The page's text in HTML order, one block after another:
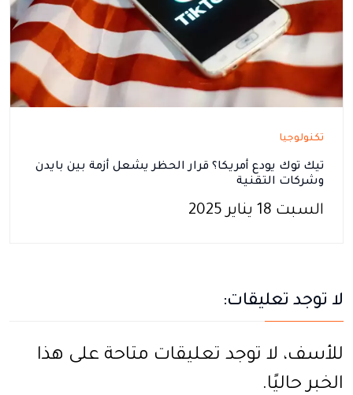
تكنولوجيا
تيك توك يودع أمريكا؟ قرار الحظر يشعل أزمة بين بايدن
وشركات التقنية
السبت 18 يناير 2025
لا توجد تعليقات:
للأسف، لا توجد تعليقات متاحة على هذا
الخبر حاليًا.